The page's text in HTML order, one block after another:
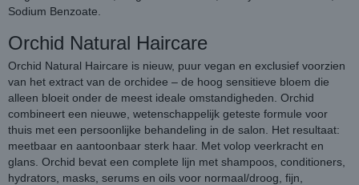
Sodium Benzoate.
Orchid Natural Haircare
Orchid Natural Haircare is nieuw, puur vegan en exclusief voorzien
van het extract van de orchidee – de hoog sensitieve bloem die
alleen bloeit onder de meest ideale omstandigheden. Orchid
combineert een nieuwe, wetenschappelijk geteste formule voor
thuis met een persoonlijke behandeling in de salon. Het resultaat:
meetbaar en aantoonbaar sterk haar. Met volop veerkracht en
glans. Orchid bevat een complete lijn met shampoos, conditioners,
hydrators, masks, serums en oils voor normaal/droog, fijn,